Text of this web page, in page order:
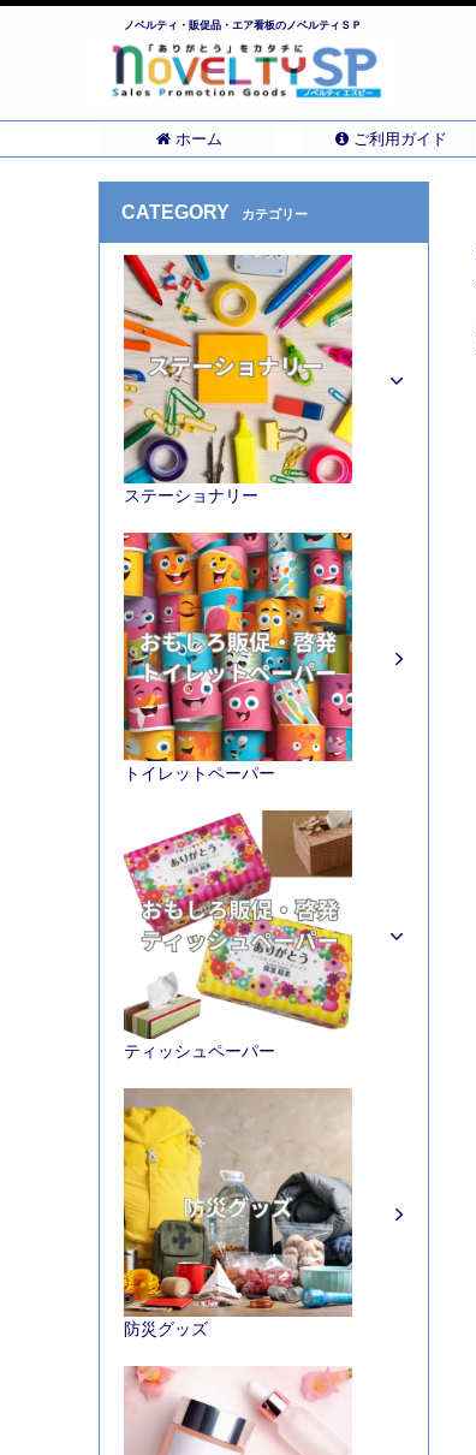
ノベルティ・販促品・エア看板のノベルティＳＰ
ホーム ご利用ガイド
CATEGORY カテゴリー
ステーショナリー
トイレットペーパー
ティッシュペーパー
防災グッズ